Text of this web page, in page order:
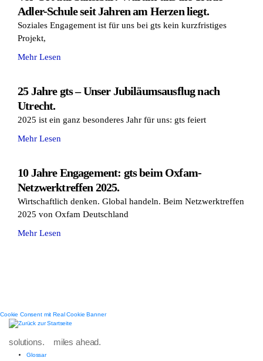
Adler-Schule seit Jahren am Herzen liegt.
Soziales Engagement ist für uns bei gts kein kurzfristiges
Projekt,
Mehr Lesen
25 Jahre gts – Unser Jubiläumsausflug nach
Utrecht.
2025 ist ein ganz besonderes Jahr für uns: gts feiert
Mehr Lesen
10 Jahre Engagement: gts beim Oxfam-
Netzwerktreffen 2025.
Wirtschaftlich denken. Global handeln. Beim Netzwerktreffen
2025 von Oxfam Deutschland
Mehr Lesen
Cookie Consent mit Real Cookie Banner
solutions. miles ahead.
Glossar